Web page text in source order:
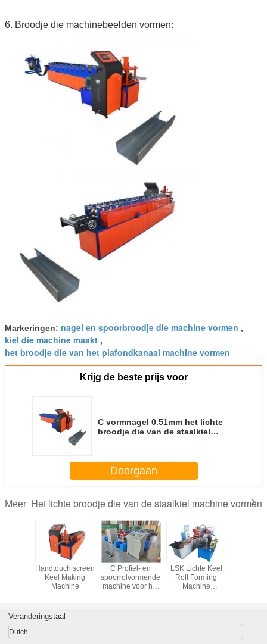
6. Broodje die machinebeelden vormen:
Markeringen: nagel en spoorbroodje die machine vormen ,
kiel die machine maakt ,
het broodje die van het plafondkanaal machine vormen
Krijg de beste prijs voor
C vormnagel 0.51mm het lichte
broodje die van de staalkiel
vormen
Doorgaan
Meer Het lichte broodje die van de staalkiel machine vormen
Handtouch screen
Keel Making
Machine
C Profiel- en
spoorrolvormende
machine voor het
LSK Lichte Keel
Roll Forming
Machine
productie
Veranderingstaal
Dutch